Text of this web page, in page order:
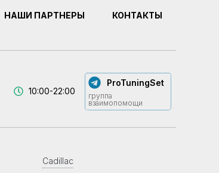
НАШИ ПАРТНЕРЫ КОНТАКТЫ
10:00-22:00
ProTuningSet
группа
взаимопомощи
Cadillac